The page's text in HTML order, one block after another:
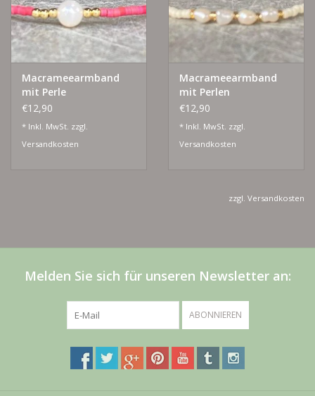
Macrameearmband
mit Perle
€12,90
* Inkl. MwSt. zzgl.
Versandkosten
Macrameearmband
mit Perlen
€12,90
* Inkl. MwSt. zzgl.
Versandkosten
zzgl. Versandkosten
Melden Sie sich für unseren Newsletter an:
ABONNIEREN